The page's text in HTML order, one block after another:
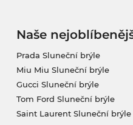
Naše
Prada Sluneční brýle
Miu Miu Sluneční brýle
Gucci Sluneční brýle
Tom Ford Sluneční brýle
Saint Laurent Sluneční brýle